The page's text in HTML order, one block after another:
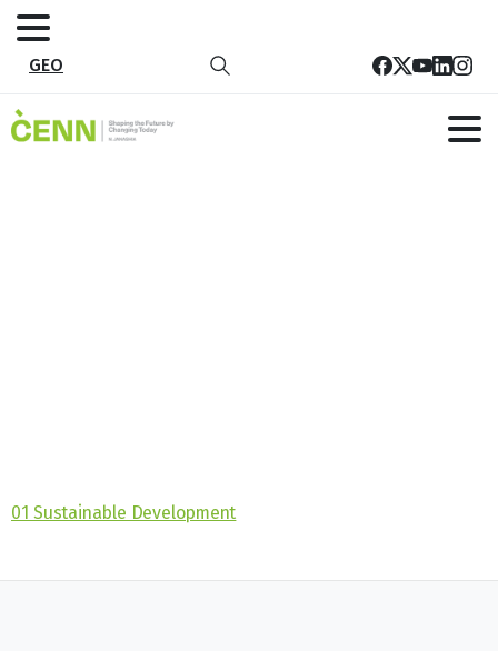
GEO
01 Sustainable Development